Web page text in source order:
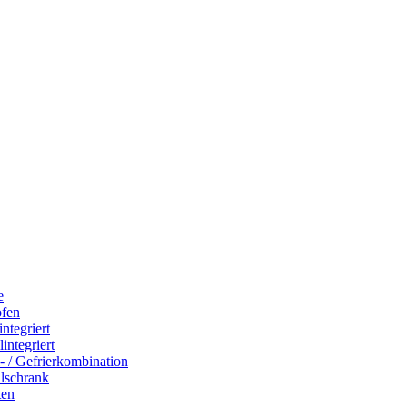
/ Gefrierkombination